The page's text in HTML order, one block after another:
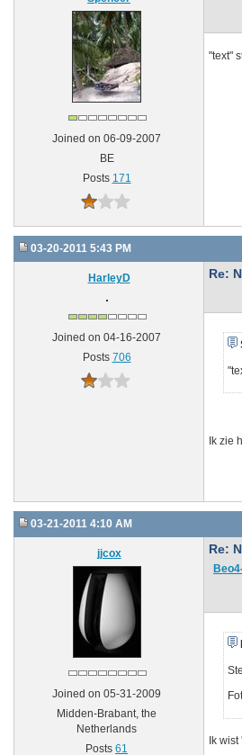
Joined on 06-09-2007
BE
Posts 171
"text"
03-20-2011 5:43 PM
HarleyD
Joined on 04-16-2007
Posts 706
Re:
Ik zie
03-21-2011 4:10 AM
jjcox
Joined on 05-31-2009
Midden-Brabant, the
Netherlands
Posts 61
Re:
Ik